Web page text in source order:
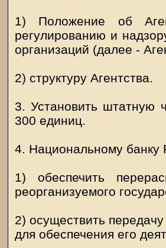
1) Положение об
регулированию и
организаций (далее -
2) структуру Агентства.
3. Установить штатную
300 единиц.
4. Национальному банку
1) обеспечить
реорганизуемого
2) осуществить
для обеспечения его